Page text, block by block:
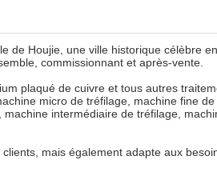
de Houjie, une ville historique célèbre
commissionnant et après-vente.
plaqué de cuivre et tous autres
micro de tréfilage, machine fine
intermédiaire de tréfilage,
mais également adapte aux